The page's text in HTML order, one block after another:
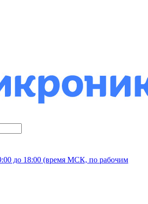
до 18:00 (время МСК, по рабочим